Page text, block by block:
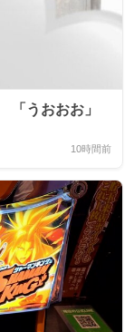
うおおお」
10時間前